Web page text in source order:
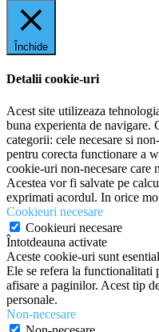
Închide
Detalii cookie-uri
Acest site utilizeaza
buna experienta de navigare.
categorii: cele necesare si
pentru corecta functionare a
cookie-uri non-necesare care
Acestea vor fi salvate pe
exprimati acordul. In orice
Cookieuri necesare
Cookieuri necesare
Întotdeauna activate
Aceste cookie-uri sunt
Ele se refera la functionalitati
afisare a paginilor. Acest tip
personale.
Non-necesare